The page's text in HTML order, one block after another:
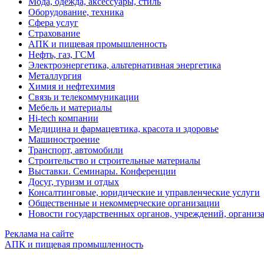
Оборудование, техника
Сфера услуг
Страхование
АПК и пищевая промышленность
Нефть, газ, ГСМ
Электроэнергетика, альтернативная энергетика
Металлургия
Химия и нефтехимия
Связь и телекоммуникации
Мебель и материалы
Hi-tech компании
Медицина и фармацевтика, красота и здоровье
Машиностроение
Транспорт, автомобили
Строительство и строительные материалы
Выставки. Семинары. Конференции
Досуг, туризм и отдых
Консалтинговые, юридические и управленческие услуги
Общественные и некоммерческие организации
Новости государственных органов, учреждений,
Реклама на сайте
АПК и пищевая промышленность